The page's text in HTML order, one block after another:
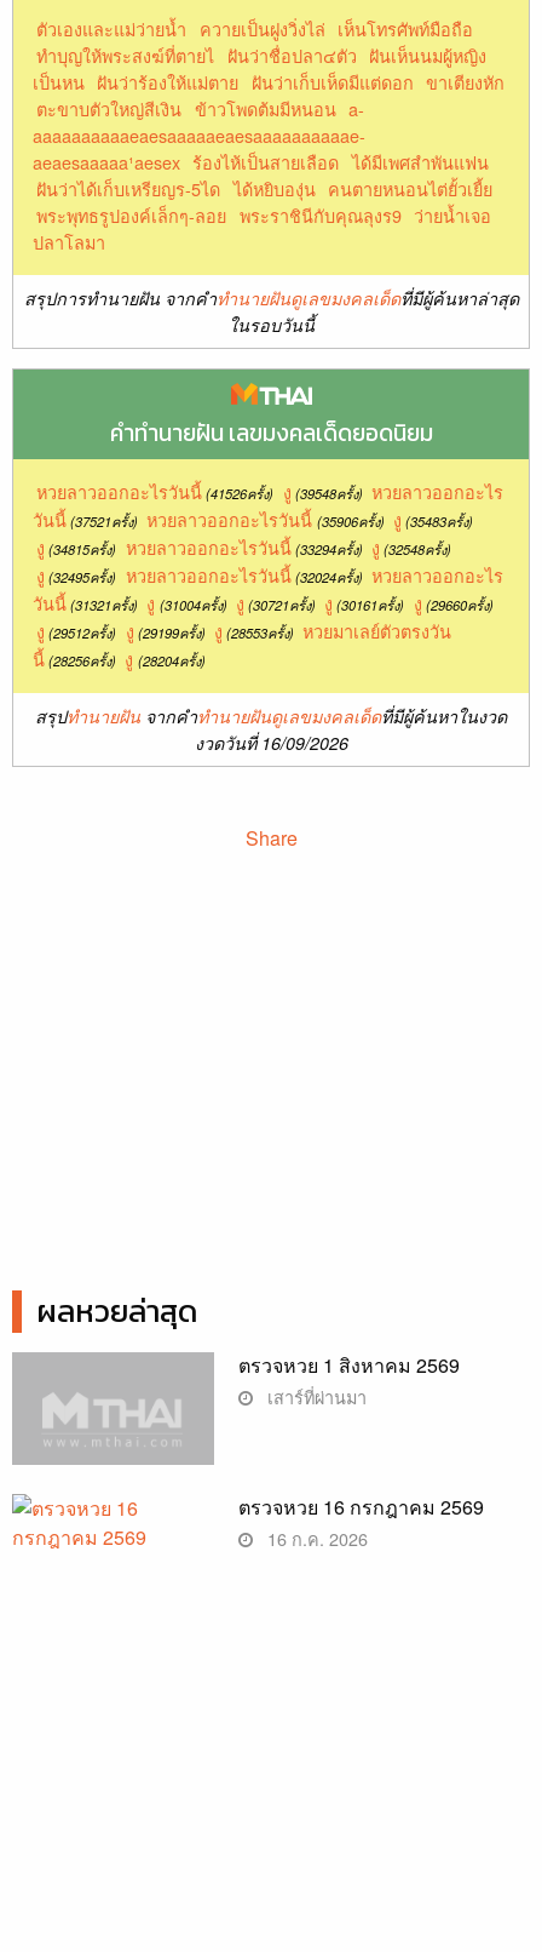
ตัวเองและแม่ว่ายน้ำ ควายเป็นฝูงวิ่งไล่ เห็นโทรศัพท์มือถือ
ทำบุญให้พระสงฆ์ที่ตายไ ฝันว่าชื่อปลา๔ตัว ฝันเห็นนมผู้หญิง
เป็นหน ฝันว่าร้องให้แม่ตาย ฝันว่าเก็บเห็ดมีแต่ดอก ขาเตียงหัก
ตะขาบตัวใหญ่สีเงิน ข้าวโพดต้มมีหนอน a-
aaaaaaaaaaeaesaaaaaeaesaaaaaaaaaae-
aeaesaaaaa¹aesex ร้องไห้เป็นสายเลือด ได้มีเพศสำพันแฟน
ฝันว่าได้เก็บเหรียญร-5ได ได้หยิบองุ่น คนตายหนอนไต่ยั้วเยี้ย
พระพุทธรูปองค์เล็กๆ-ลอย พระราชินีกับคุณลุงร9 ว่ายน้ำเจอ
ปลาโลมา
สรุปการทำนายฝัน จากคำทำนายฝันดูเลขมงคลเด็ดที่มีผู้ค้นหาล่าสุด
ในรอบวันนี้
คำทำนายฝัน เลขมงคลเด็ดยอดนิยม
หวยลาวออกอะไรวันนี้ (41526ครั้ง) งู (39548ครั้ง) หวยลาวออกอะไร
วันนี้(37521ครั้ง) หวยลาวออกอะไรวันนี้ (35906ครั้ง) งู (35483ครั้ง)
งู (34815ครั้ง) หวยลาวออกอะไรวันนี้ (33294ครั้ง) งู (32548ครั้ง)
งู (32495ครั้ง) หวยลาวออกอะไรวันนี้ (32024ครั้ง) หวยลาวออกอะไร
วันนี้(31321ครั้ง) งู (31004ครั้ง) งู (30721ครั้ง) งู (30161ครั้ง) งู (29660ครั้ง)
งู (29512ครั้ง) งู (29199ครั้ง) งู (28553ครั้ง) หวยมาเลย์ตัวตรงวัน
นี้(28256ครั้ง) งู (28204ครั้ง)
สรุปทำนายฝัน จากคำทำนายฝันดูเลขมงคลเด็ดที่มีผู้ค้นหาในงวด
งวดวันที่ 16/09/2026
Share
ผลหวยล่าสุด
ตรวจหวย 1 สิงหาคม 2569
เสาร์ที่ผ่านมา
ตรวจหวย 16 กรกฎาคม 2569
16 ก.ค. 2026